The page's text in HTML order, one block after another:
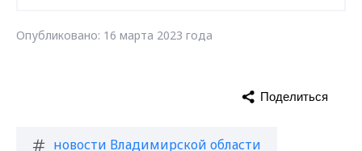
Опубликовано: 16 марта 2023 года
новости Владимирской области
Поделиться